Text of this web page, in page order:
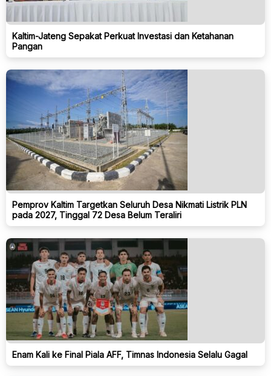
Kaltim-Jateng Sepakat Perkuat Investasi dan Ketahanan
Pangan
Pemprov Kaltim Targetkan Seluruh Desa Nikmati Listrik PLN
pada 2027, Tinggal 72 Desa Belum Teraliri
Enam Kali ke Final Piala AFF, Timnas Indonesia Selalu Gagal